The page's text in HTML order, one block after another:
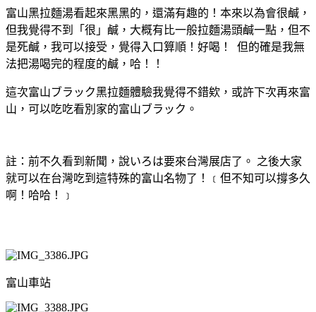
富山黑拉麵湯看起來黑黑的，還滿有趣的！本來以為會很鹹，
但我覺得不到「很」鹹，大概有比一般拉麵湯頭鹹一點，但不
是死鹹，我可以接受，覺得入口算順！好喝！ 但的確是我無
法把湯喝完的程度的鹹，哈！！
這次富山ブラック黑拉麵體驗我覺得不錯欸，或許下次再來富
山，可以吃吃看別家的富山ブラック。
註：前不久看到新聞，說いろは要來台灣展店了。 之後大家
就可以在台灣吃到這特殊的富山名物了！﹝但不知可以撐多久
啊！哈哈！﹞
富山車站